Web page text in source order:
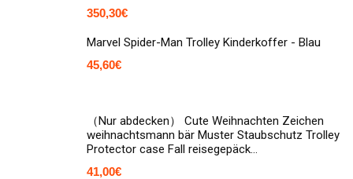
350,30€
Marvel Spider-Man Trolley Kinderkoffer - Blau
45,60€
（Nur abdecken） Cute Weihnachten Zeichen
weihnachtsmann bär Muster Staubschutz Trolley
Protector case Fall reisegepäck…
41,00€